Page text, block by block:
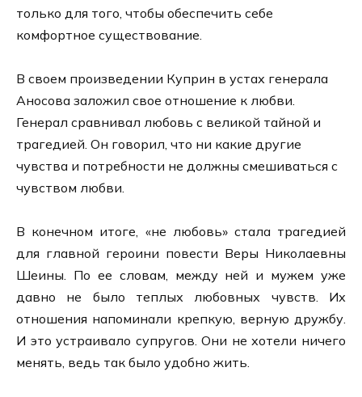
только для того, чтобы обеспечить себе
комфортное существование.
В своем произведении Куприн в устах генерала
Аносова заложил свое отношение к любви.
Генерал сравнивал любовь с великой тайной и
трагедией. Он говорил, что ни какие другие
чувства и потребности не должны смешиваться с
чувством любви.
В конечном итоге, «не любовь» стала трагедией
для главной героини повести Веры Николаевны
Шеины. По ее словам, между ней и мужем уже
давно не было теплых любовных чувств. Их
отношения напоминали крепкую, верную дружбу.
И это устраивало супругов. Они не хотели ничего
менять, ведь так было удобно жить.